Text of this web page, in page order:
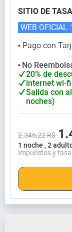
SITIO DE
⬤ Pago con
WEB OFICIAL
⬤ No
20% de
internet wi-fi
Salida con
noches)
1 noche , 2
2.346,22 R$
Impuestos y